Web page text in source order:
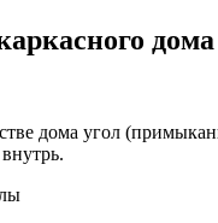
дома
дома угол